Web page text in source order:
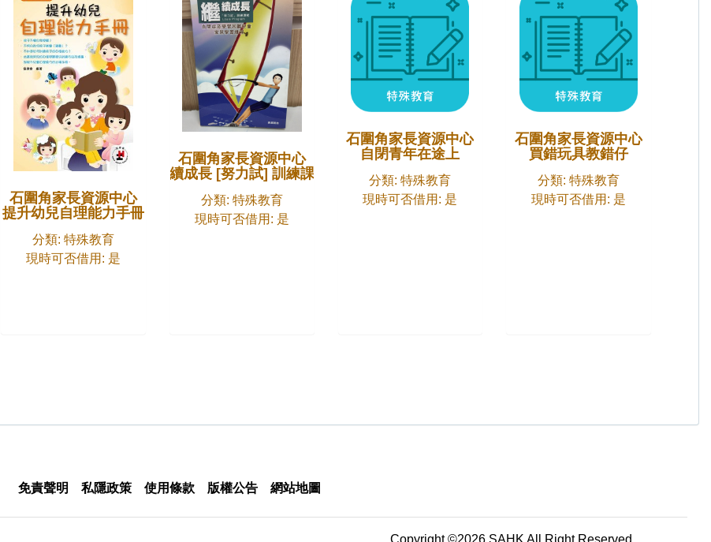
石圍角家長資源中心
提升幼兒自理能力手冊
分類: 特殊教育
現時可否借用: 是
石圍角家長資源中心
繼續成長 [努力試] 訓練課程
分類: 特殊教育
現時可否借用: 是
石圍角家長資源中心
自閉青年在途上
分類: 特殊教育
現時可否借用: 是
石圍角家長資源中心
買錯玩具教錯仔
分類: 特殊教育
現時可否借用: 是
免責聲明 私隱政策 使用條款 版權公告 網站地圖
Copyright ©2026 SAHK All Right Reserved.